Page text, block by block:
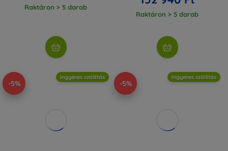
Raktáron > 5 darab
Raktáron > 5 darab
-5%
Ingyenes szállítás
-5%
Ingyenes szállítás